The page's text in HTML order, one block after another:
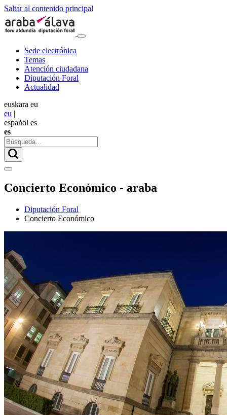
Saltar al contenido principal
Sede electrónica
Temas
Atención ciudadana
Diputación Foral
Actualidad
euskara eu
eu |
español es
es
Concierto Económico - araba
Diputación Foral
Concierto Económico